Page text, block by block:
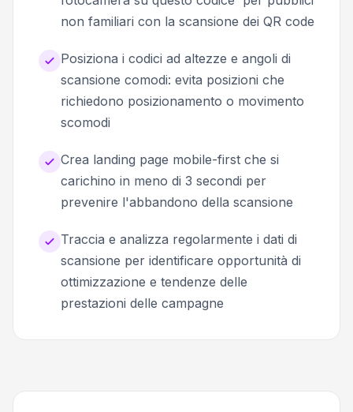
non familiari con la scansione dei QR code
Posiziona i codici ad altezze e angoli di
scansione comodi: evita posizioni che
richiedono posizionamento o movimento
scomodi
Crea landing page mobile-first che si
carichino in meno di 3 secondi per
prevenire l'abbandono della scansione
Traccia e analizza regolarmente i dati di
scansione per identificare opportunità di
ottimizzazione e tendenze delle
prestazioni delle campagne